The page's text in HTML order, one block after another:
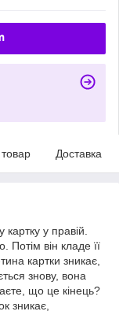
товар Доставка
картку у правій.
Потім він кладе її
картки зникає,
знову, вона
що це кінець?
зникає,